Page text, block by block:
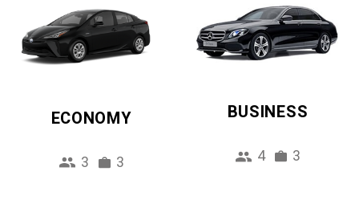
ECONOMY
3 3
BUSINESS
4 3